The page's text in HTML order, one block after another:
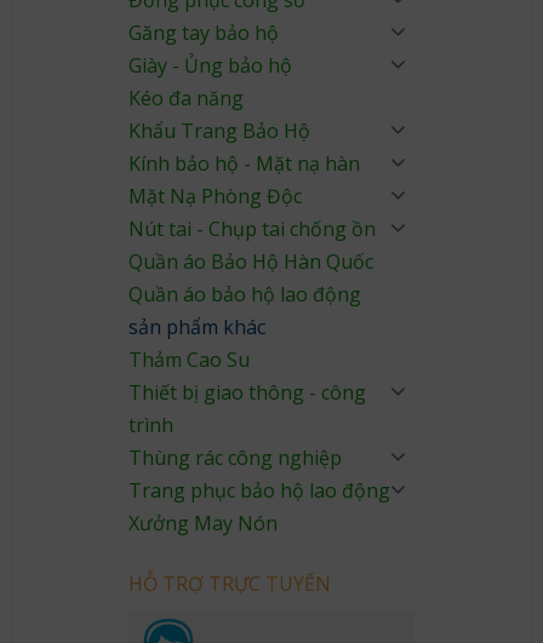
Găng tay bảo hộ
Giày - Ủng bảo hộ
Kéo đa năng
Khẩu Trang Bảo Hộ
Kính bảo hộ - Mặt nạ hàn
Mặt Nạ Phòng Độc
Nút tai - Chụp tai chống ồn
Quần áo Bảo Hộ Hàn Quốc
Quần áo bảo hộ lao động
sản phẩm khác
Thảm Cao Su
Thiết bị giao thông - công
trình
Thùng rác công nghiệp
Trang phục bảo hộ lao động
Xưởng May Nón
HỖ TRỢ TRỰC TUYẾN